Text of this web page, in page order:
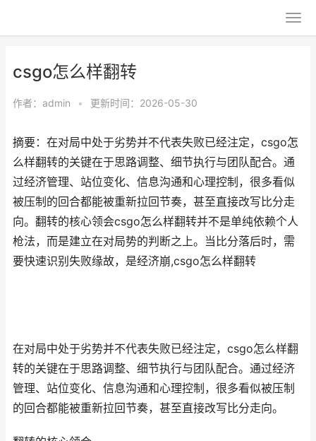
csgo怎么样翻转
作者： admin • 更新时间：2026-05-30
摘要：在对局中处于劣势并不代表失败已经注定，csgo怎
么样翻转的关键在于思路调整、细节执行与团队配合。通
过经济管理、站位变化、信息沟通和心理控制，很多看似
被压制的回合都能被重新拉回节奏，甚至直接改写比分走
向。翻转的核心领会csgo怎么样翻转并不是单纯依赖个人
枪法，而是建立在对局势的判断之上。当比分落后时，需
要快速识别失败缘故，是经济崩,csgo怎么样翻转
在对局中处于劣势并不代表失败已经注定，csgo怎么样翻
转的关键在于思路调整、细节执行与团队配合。通过经济
管理、站位变化、信息沟通和心理控制，很多看似被压制
的回合都能被重新拉回节奏，甚至直接改写比分走向。